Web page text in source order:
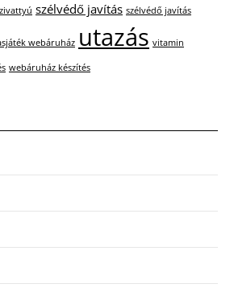
szélvédő javítás szélvédő javítás
webáruház utazás vitamin
webáruház készítés